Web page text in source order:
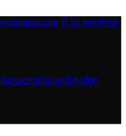
16 გიორგი
გალერეაკონტაქტი